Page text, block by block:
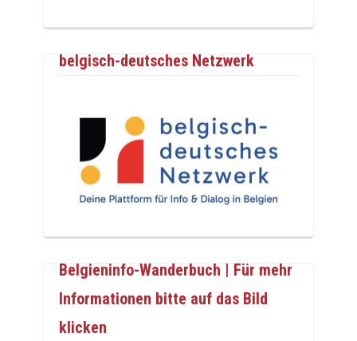
belgisch-deutsches Netzwerk
Belgieninfo-Wanderbuch | Für mehr
Informationen bitte auf das Bild
klicken